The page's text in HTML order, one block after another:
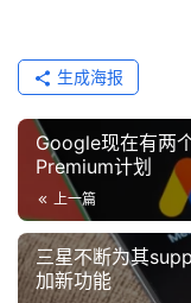
生成海报
Google现在有两
Premium计划
上一篇
三星不断为其
加新功能